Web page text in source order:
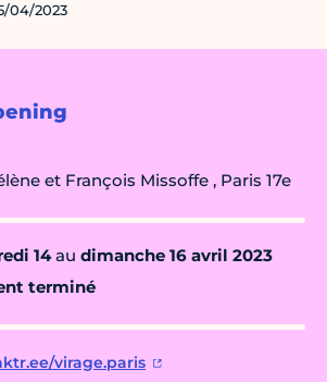
et François Missoffe , Paris 17e
14au dimanche 16 avril 2023
terminé
virage.paris
04/2023